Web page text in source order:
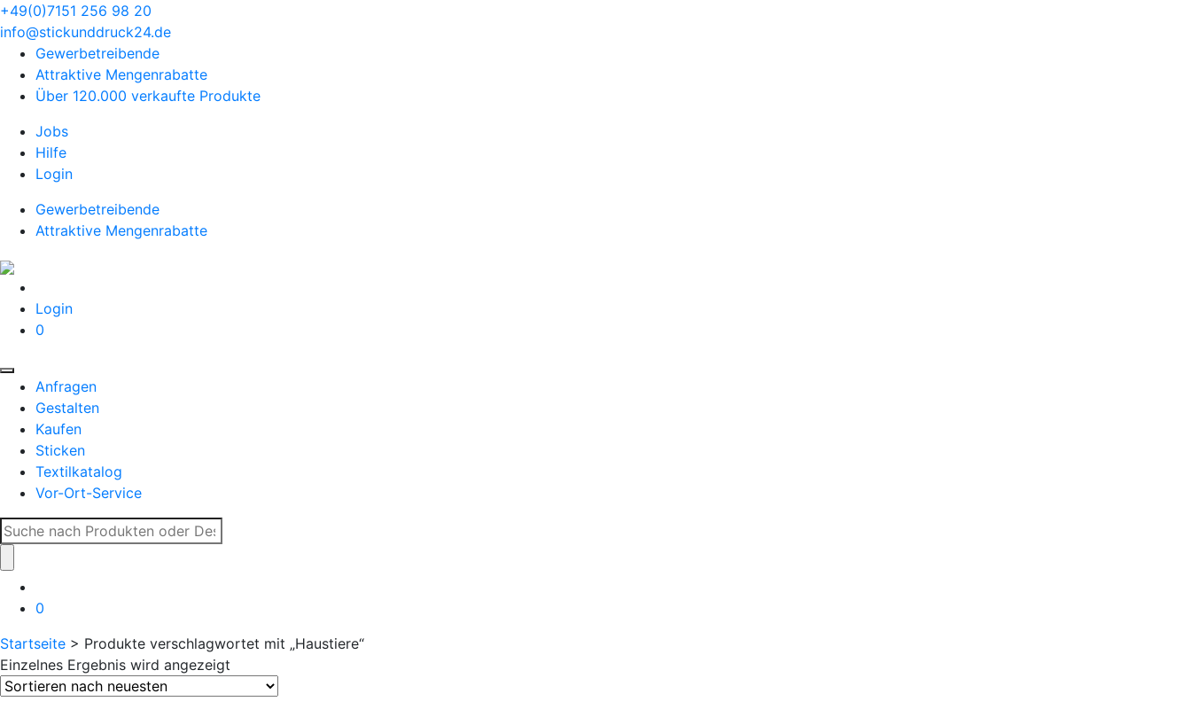
+49(0)7151 256 98 20‬
info@stickunddruck24.de
Gewerbetreibende
Attraktive Mengenrabatte
Über 120.000 verkaufte Produkte
Jobs
Hilfe
Login
Gewerbetreibende
Attraktive Mengenrabatte
Login
0
Anfragen
Gestalten
Kaufen
Sticken
Textilkatalog
Vor-Ort-Service
Suche
nach:
0
Startseite > Produkte verschlagwortet mit „Haustiere“
Einzelnes Ergebnis wird angezeigt